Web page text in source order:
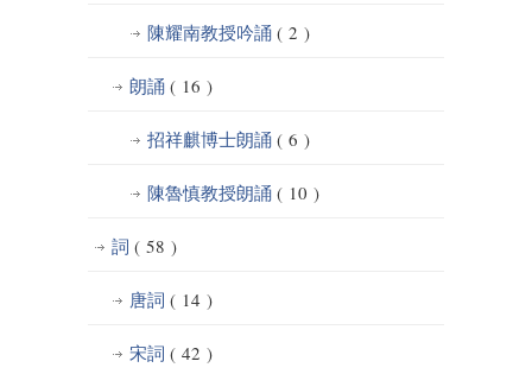
陳耀南教授吟誦 ( 2 )
朗誦 ( 16 )
招祥麒博士朗誦 ( 6 )
陳魯慎教授朗誦 ( 10 )
詞 ( 58 )
唐詞 ( 14 )
宋詞 ( 42 )